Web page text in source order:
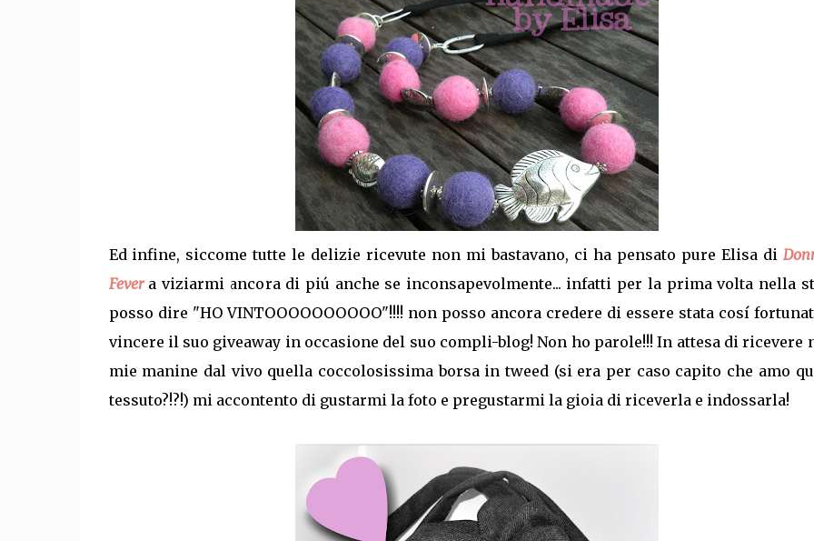
Ed infine, siccome tutte le delizie ricevute non mi bastavano, ci ha pensato pure Elisa di
Fevera viziarmi ancora di piú anche se inconsapevolmente... infatti per la prima volta nella
posso dire "HO VINTOOOOOOOOOO"!!!! non posso ancora credere di essere stata cosí
vincere il suo giveaway in occasione del suo compli-blog! Non ho parole!!! In attesa di ricevere
mie manine dal vivo quella coccolosissima borsa in tweed (si era per caso capito che amo
tessuto?!?!) mi accontento di gustarmi la foto e pregustarmi la gioia di riceverla e indossarla!